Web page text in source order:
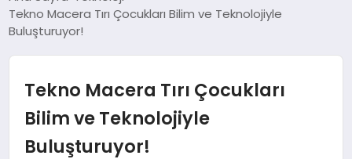
DÜNYA
EĞITIM
Tekno Macera Tırı Çocukları Bilim ve Teknolojiyle
Buluşturuyor!
Tekno Macera Tırı Çocukları
Bilim ve Teknolojiyle
Buluşturuyor!